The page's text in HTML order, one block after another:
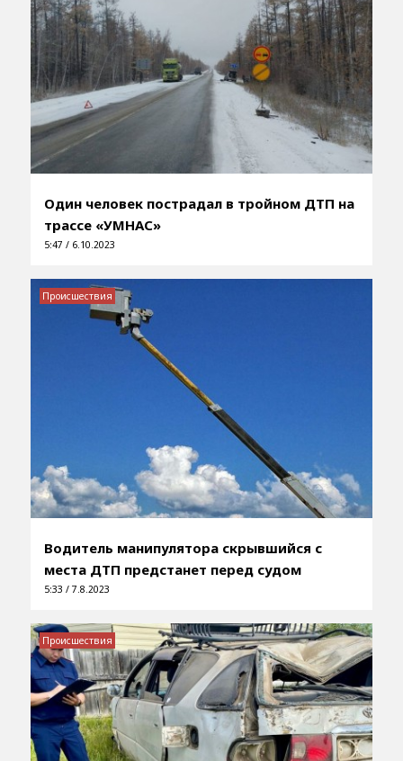
Один человек пострадал в тройном ДТП на
трассе «УМНАС»
5:47 / 6.10.2023
Водитель манипулятора скрывшийся с
места ДТП предстанет перед судом
5:33 / 7.8.2023
Происшествия
Происшествия